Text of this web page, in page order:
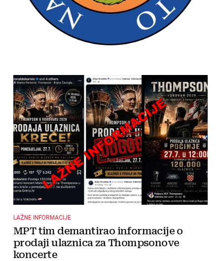
LAŽNE INFORMACIJE
MPT tim demantirao informacije o
prodaji ulaznica za Thompsonove
koncerte